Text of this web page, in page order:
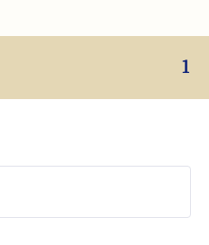
1